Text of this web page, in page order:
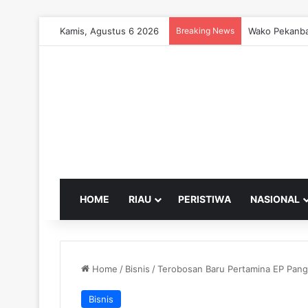
Kamis, Agustus 6 2026 Breaking News Wako
HOME RIAU PERISTIWA NASIONAL
Home / Bisnis /Terobosan Baru Pertamina EP
Bisnis